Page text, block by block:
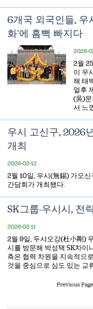
6개국 외국인들, 우
화'에 흠뻑 빠지다
2026-
2월
이 우
해 태
얼후
(吳)문
서 느
우시 고신구, 2026
개최
2026-02-12
​2월 10일, 우시(無錫) 가오
간담회가 개최됐다.
SK그룹-우시시, 전
2026-02-11
​2월 9일, 두샤오강(杜小剛)
시를 방문해 박성택 SK차이
측은 협력 차원을 지속적으
것을 중심으로 심도 있는 교
Previous Page